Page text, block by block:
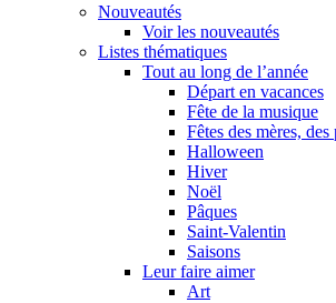
Nouveautés
Voir les nouveautés
Listes thématiques
Tout au long de l’année
Départ en vacances
Fête de la musique
Fêtes des mères,
Halloween
Hiver
Noël
Pâques
Saint-Valentin
Saisons
Leur faire aimer
Art